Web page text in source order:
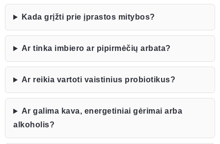
Kada grįžti prie įprastos mitybos?
Ar tinka imbiero ar pipirmėčių arbata?
Ar reikia vartoti vaistinius probiotikus?
Ar galima kava, energetiniai gėrimai arba
alkoholis?